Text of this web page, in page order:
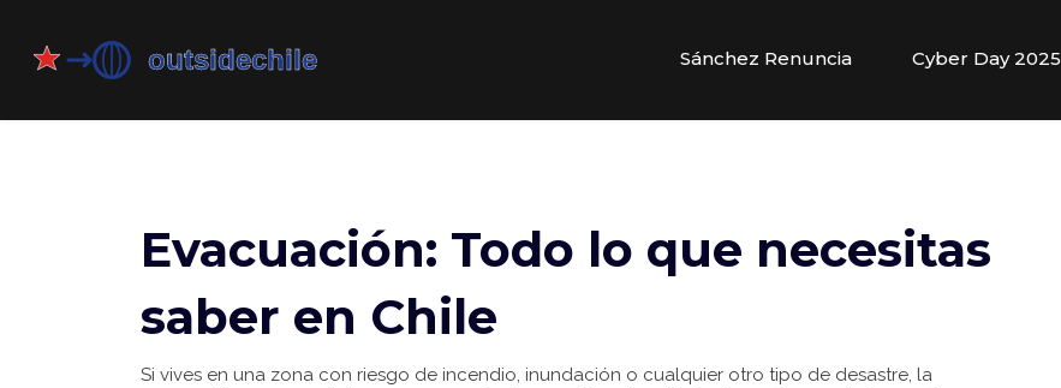
Sánchez Renuncia Cyber Day 2025
Evacuación: Todo lo que necesitas
saber en Chile
Si vives en una zona con riesgo de incendio, inundación o cualquier otro tipo de desastre, la